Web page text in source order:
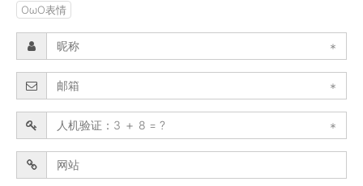
OωO表情
*
*
*